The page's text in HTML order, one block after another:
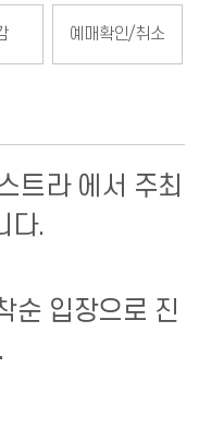
예매확인/취소
트라 에서 주최
다.
순 입장으로 진